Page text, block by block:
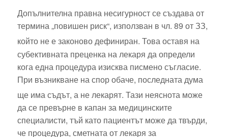
Допълнителна правна несигурност се създава от
термина „повишен риск“, използван в чл. 89 от ЗЗ,
който не е законово дефиниран. Това оставя на
субективната преценка на лекаря да определи
кога една процедура изисква писмено съгласие.
При възникване на спор обаче, последната дума
ще има съдът, а не лекарят. Тази неяснота може
да се превърне в капан за медицинските
специалисти, тъй като пациентът може да твърди,
че процедура, сметната от лекаря за